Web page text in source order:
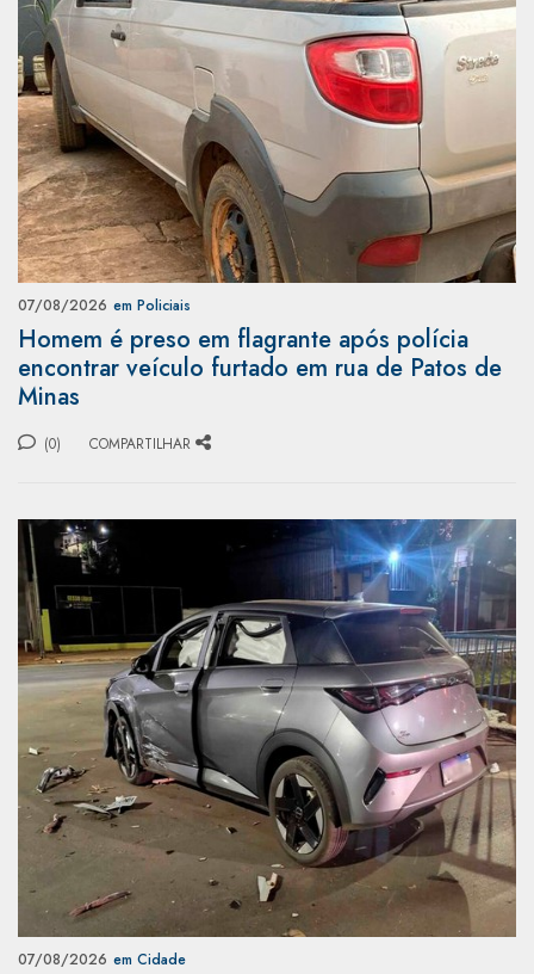
07/08/2026 em Policiais
Homem é preso em flagrante após polícia
encontrar veículo furtado em rua de Patos de
Minas
(0) COMPARTILHAR
07/08/2026 em Cidade